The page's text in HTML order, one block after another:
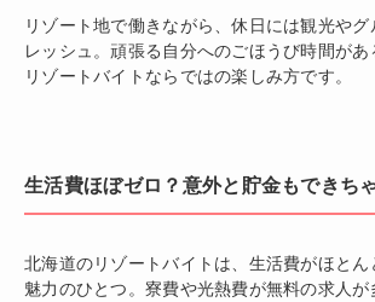
リゾート地で働きながら、休日には観光や
レッシュ。頑張る自分へのごほうび時間が
リゾートバイトならではの楽しみ方です。
生活費ほぼゼロ？意外と貯金もできち
北海道のリゾートバイトは、生活費がほと
魅力のひとつ。寮費や光熱費が無料の求人